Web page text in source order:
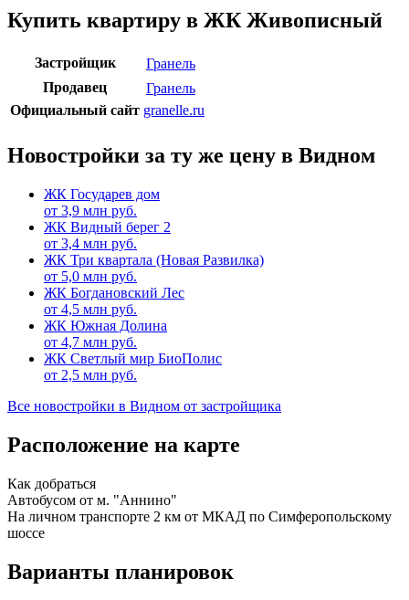
Купить квартиру в ЖК Живописный
Застройщик
Гранель
Продавец
Гранель
Официальный сайт granelle.ru
Новостройки за ту же цену в Видном
ЖК Государев дом
от 3,9 млн руб.
ЖК Видный берег 2
от 3,4 млн руб.
ЖК Три квартала (Новая Развилка)
от 5,0 млн руб.
ЖК Богдановский Лес
от 4,5 млн руб.
ЖК Южная Долина
от 4,7 млн руб.
ЖК Светлый мир БиоПолис
от 2,5 млн руб.
Все новостройки в Видном от застройщика
Расположение на карте
Как добраться
Автобусом от м. "Аннино"
На личном транспорте 2 км от МКАД по Симферопольскому
шоссе
Варианты планировок